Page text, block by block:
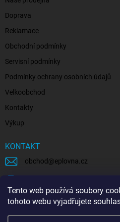
Tento web používá soubory
tohoto webu vyjadřujete
Doprava
Reklamace
Obchodní podmínky
Servisní podmínky
Podmínky ochrany osobních údajů
Velkoobchod
Kontakty
Výkup
KONTAKT
obchod @eplovna.cz
eplovna.cz